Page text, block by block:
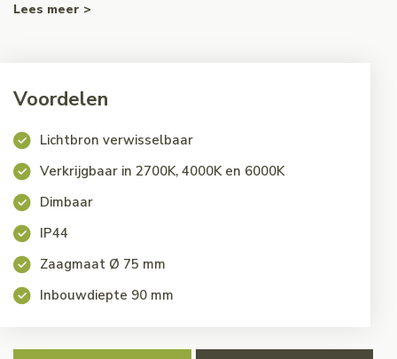
Lees meer >
Voordelen
Lichtbron verwisselbaar
Verkrijgbaar in 2700K, 4000K en 6000K
Dimbaar
IP44
Zaagmaat Ø 75 mm
Inbouwdiepte 90 mm